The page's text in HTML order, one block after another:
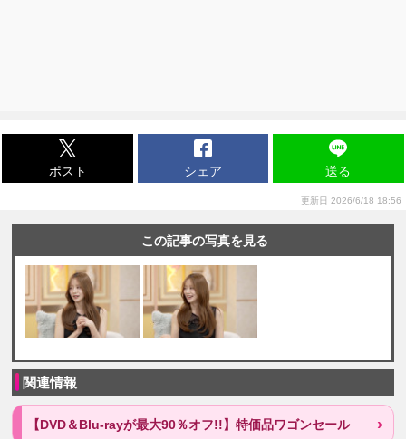
ポスト シェア 送る
更新日 2026/6/18 18:56
この記事の写真を見る
関連情報
【DVD＆Blu-rayが最大90％オフ!!】特価品ワゴンセール